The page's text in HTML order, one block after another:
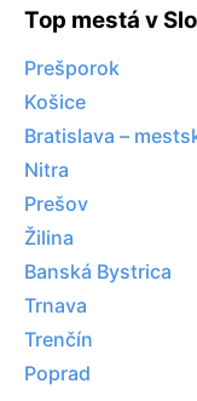
Top mestá v
Prešporok
Košice
Bratislava –
Nitra
Prešov
Žilina
Banská Bystrica
Trnava
Trenčín
Poprad